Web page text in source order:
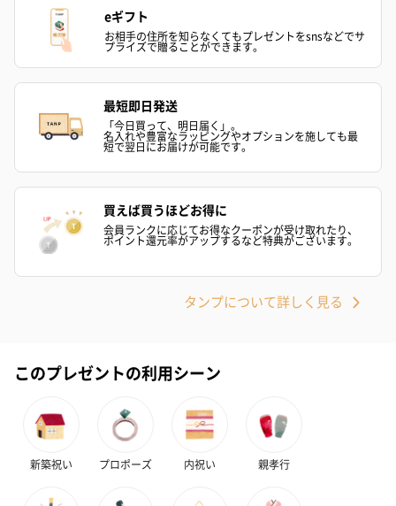
eギフト
お相手の住所を知らなくてもプレゼントをsnsなどでサ
プライズで贈ることができます。
最短即日発送
「今日買って、明日届く」。
名入れや豊富なラッピングやオプションを施しても最
短で翌日にお届けが可能です。
買えば買うほどお得に
会員ランクに応じてお得なクーポンが受け取れたり、
ポイント還元率がアップするなど特典がございます。
タンプについて詳しく見る
このプレゼントの利用シーン
新築祝い プロポーズ 内祝い 親孝行